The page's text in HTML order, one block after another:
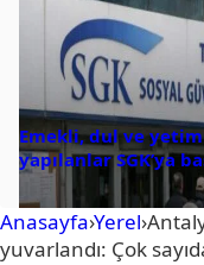
Emekli, dul ve
yapılanlar SGK’ya
Anasayfa›Yerel›
yuvarlandı: Çok